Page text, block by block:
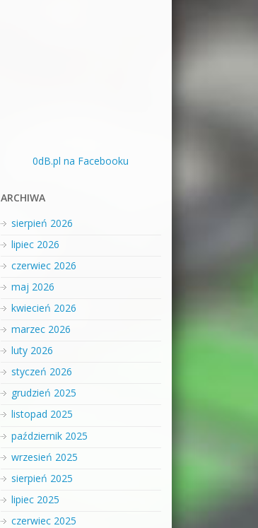
0dB.pl na Facebooku
ARCHIWA
sierpień 2026
lipiec 2026
czerwiec 2026
maj 2026
kwiecień 2026
marzec 2026
luty 2026
styczeń 2026
grudzień 2025
listopad 2025
październik 2025
wrzesień 2025
sierpień 2025
lipiec 2025
czerwiec 2025